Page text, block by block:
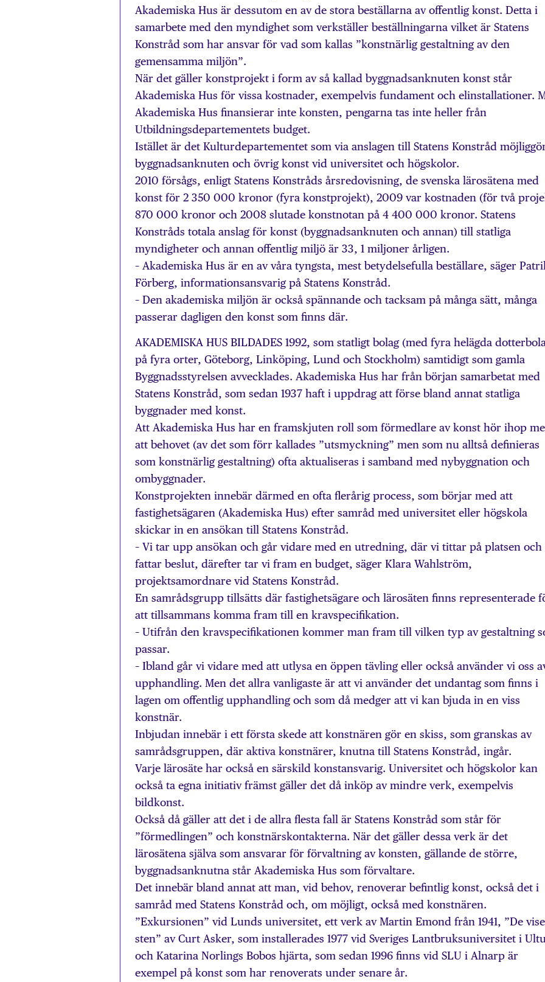
Akademiska Hus är dessutom en av de stora beställarna av offentlig konst. Detta i
samarbete med den myndighet som verkställer beställningarna vilket är Statens
Konstråd som har ansvar för vad som kallas ”konstnärlig gestaltning av den
gemensamma miljön”.
När det gäller konstprojekt i form av så kallad byggnadsanknuten konst står
Akademiska Hus för vissa kostnader, exempelvis fundament och elinstallationer.
Akademiska Hus finansierar inte konsten, pengarna tas inte heller från
Utbildningsdepartementets budget.
Istället är det Kulturdepartementet som via anslagen till Statens Konstråd
byggnadsanknuten och övrig konst vid universitet och högskolor.
2010 försågs, enligt Statens Konstråds årsredovisning, de svenska lärosätena med
konst för 2 350 000 kronor (fyra konstprojekt), 2009 var kostnaden (för två
870 000 kronor och 2008 slutade konstnotan på 4 400 000 kronor. Statens
Konstråds totala anslag för konst (byggnadsanknuten och annan) till statliga
myndigheter och annan offentlig miljö är 33, 1 miljoner årligen.
– Akademiska Hus är en av våra tyngsta, mest betydelsefulla beställare, säger
Förberg, informationsansvarig på Statens Konstråd.
– Den akademiska miljön är också spännande och tacksam på många sätt, många
passerar dagligen den konst som finns där.
AKADEMISKA HUS BILDADES 1992, som statligt bolag (med fyra helägda
på fyra orter, Göteborg, Linköping, Lund och Stockholm) samtidigt som gamla
Byggnadsstyrelsen avvecklades. Akademiska Hus har från början samarbetat med
Statens Konstråd, som sedan 1937 haft i uppdrag att förse bland annat statliga
byggnader med konst.
Att Akademiska Hus har en framskjuten roll som förmedlare av konst hör ihop
att behovet (av det som förr kallades ”utsmyckning” men som nu alltså definieras
som konstnärlig gestaltning) ofta aktualiseras i samband med nybyggnation och
ombyggnader.
Konstprojekten innebär därmed en ofta flerårig process, som börjar med att
fastighetsägaren (Akademiska Hus) efter samråd med universitet eller högskola
skickar in en ansökan till Statens Konstråd.
– Vi tar upp ansökan och går vidare med en utredning, där vi tittar på platsen och
fattar beslut, därefter tar vi fram en budget, säger Klara Wahlström,
projektsamordnare vid Statens Konstråd.
En samrådsgrupp tillsätts där fastighetsägare och lärosäten finns representerade
att tillsammans komma fram till en kravspecifikation.
– Utifrån den kravspecifikationen kommer man fram till vilken typ av gestaltning
passar.
– Ibland går vi vidare med att utlysa en öppen tävling eller också använder vi oss
upphandling. Men det allra vanligaste är att vi använder det undantag som finns i
lagen om offentlig upphandling och som då medger att vi kan bjuda in en viss
konstnär.
Inbjudan innebär i ett första skede att konstnären gör en skiss, som granskas av
samrådsgruppen, där aktiva konstnärer, knutna till Statens Konstråd, ingår.
Varje lärosäte har också en särskild konstansvarig. Universitet och högskolor kan
också ta egna initiativ främst gäller det då inköp av mindre verk, exempelvis
bildkonst.
Också då gäller att det i de allra flesta fall är Statens Konstråd som står för
”förmedlingen” och konstnärskontakterna. När det gäller dessa verk är det
lärosätena själva som ansvarar för förvaltning av konsten, gällande de större,
byggnadsanknutna står Akademiska Hus som förvaltare.
Det innebär bland annat att man, vid behov, renoverar befintlig konst, också det i
samråd med Statens Konstråd och, om möjligt, också med konstnären.
”Exkursionen” vid Lunds universitet, ett verk av Martin Emond från 1941, ”De
sten” av Curt Asker, som installerades 1977 vid Sveriges Lantbruksuniversitet i
och Katarina Norlings Bobos hjärta, som sedan 1996 finns vid SLU i Alnarp är
exempel på konst som har renoverats under senare år.